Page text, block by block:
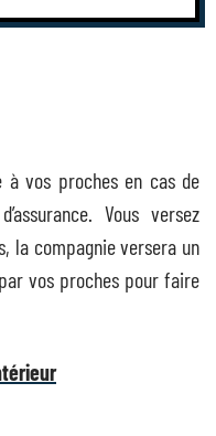
à vos proches en cas de
Vous versez
la compagnie versera un
vos proches pour faire